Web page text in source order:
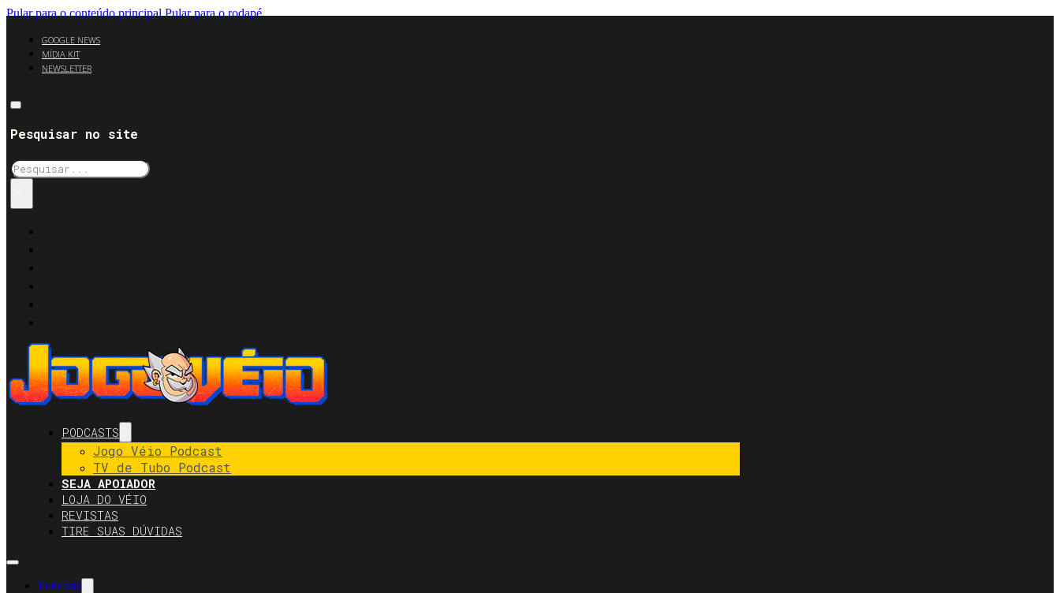
Pular para o conteúdo principal Pular para o rodapé
GOOGLE NEWS
MÍDIA KIT
NEWSLETTER
Pesquisar no site
Pesquisar
PODCASTS
Jogo Véio Podcast
TV de Tubo Podcast
SEJA APOIADOR
LOJA DO VÉIO
REVISTAS
TIRE SUAS DÚVIDAS
Podcasts